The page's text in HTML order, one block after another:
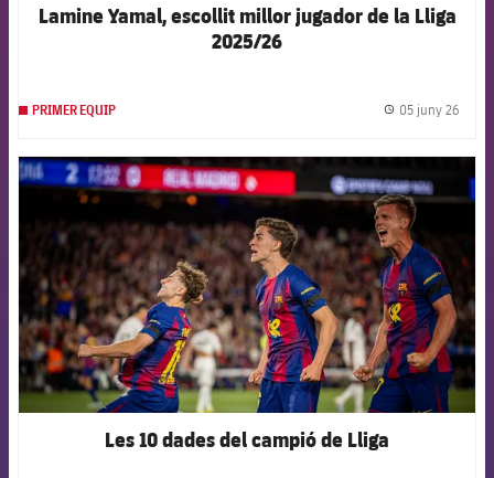
Lamine Yamal, escollit millor jugador de la Lliga
2025/26
PRIMER EQUIP 05 juny 26
FCB Barcelona badge
Les 10 dades del campió de Lliga